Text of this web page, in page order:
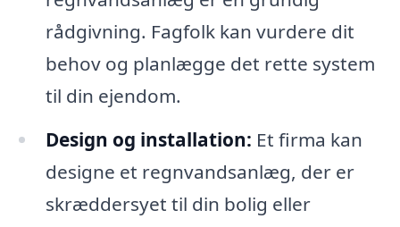
rådgivning. Fagfolk kan vurdere dit
behov og planlægge det rette system
til din ejendom.
Design og installation: Et firma kan
designe et regnvandsanlæg, der er
skræddersyet til din bolig eller